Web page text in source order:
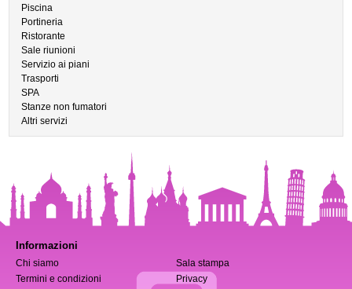
Piscina
Portineria
Ristorante
Sale riunioni
Servizio ai piani
Trasporti
SPA
Stanze non fumatori
Altri servizi
Informazioni
Chi siamo
Sala stampa
Termini e condizioni
Privacy